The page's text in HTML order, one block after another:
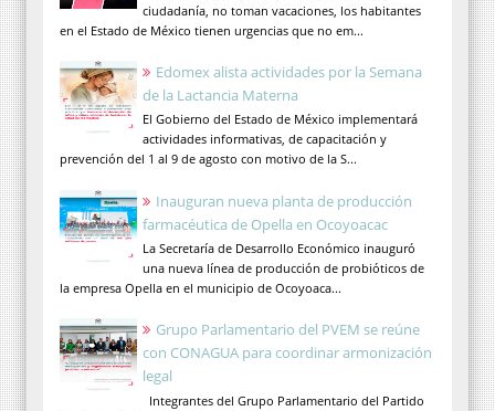
ciudadanía, no toman vacaciones, los habitantes
en el Estado de México tienen urgencias que no em...
Edomex alista actividades por la Semana
de la Lactancia Materna
El Gobierno del Estado de México implementará
actividades informativas, de capacitación y
prevención del 1 al 9 de agosto con motivo de la S...
Inauguran nueva planta de producción
farmacéutica de Opella en Ocoyoacac
La Secretaría de Desarrollo Económico inauguró
una nueva línea de producción de probióticos de
la empresa Opella en el municipio de Ocoyoaca...
Grupo Parlamentario del PVEM se reúne
con CONAGUA para coordinar armonización
legal
Integrantes del Grupo Parlamentario del Partido